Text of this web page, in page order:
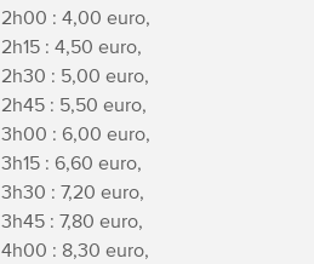
2h00 : 4,00 euro,
2h15 : 4,50 euro,
2h30 : 5,00 euro,
2h45 : 5,50 euro,
3h00 : 6,00 euro,
3h15 : 6,60 euro,
3h30 : 7,20 euro,
3h45 : 7,80 euro,
4h00 : 8,30 euro,